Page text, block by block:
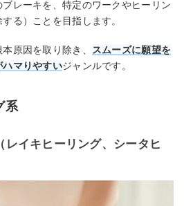
レーキを、特定のワークやヒーリン
る）ことを目指します。
原因を取り除き、 スムーズに願望を
マりやすいジャンルです。
系
レイキヒーリング、シータヒ